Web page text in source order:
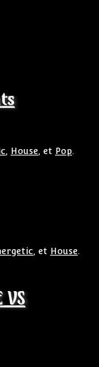
House , et Pop.
, et House
VS